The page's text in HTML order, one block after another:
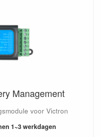
Management
voor Victron
1~3 werkdagen